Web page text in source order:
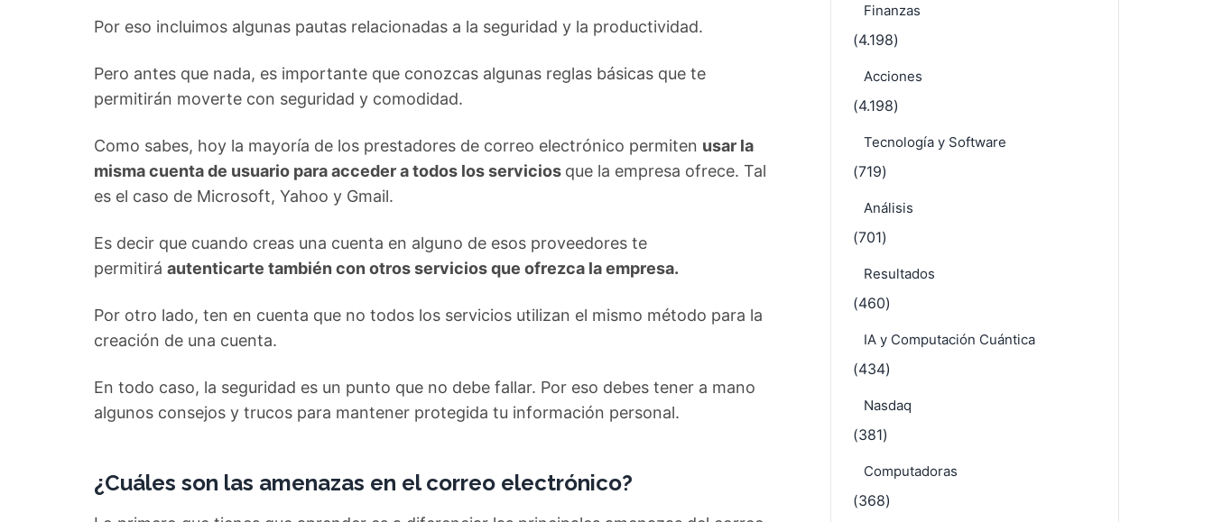
Por eso incluimos algunas pautas relacionadas a la seguridad y la productividad.
Pero antes que nada, es importante que conozcas algunas reglas básicas que te
permitirán moverte con seguridad y comodidad.
Como sabes, hoy la mayoría de los prestadores de correo electrónico permiten usar la
misma cuenta de usuario para acceder a todos los servicios que la empresa ofrece. Tal
es el caso de Microsoft, Yahoo y Gmail.
Es decir que cuando creas una cuenta en alguno de esos proveedores te
permitirá autenticarte también con otros servicios que ofrezca la empresa.
Por otro lado, ten en cuenta que no todos los servicios utilizan el mismo método para la
creación de una cuenta.
En todo caso, la seguridad es un punto que no debe fallar. Por eso debes tener a mano
algunos consejos y trucos para mantener protegida tu información personal.
¿Cuáles son las amenazas en el correo electrónico?
Finanzas
(4.198)
Acciones
(4.198)
Tecnología y Software
(719)
Análisis
(701)
Resultados
(460)
IA y Computación Cuántica
(434)
Nasdaq
(381)
Computadoras
(368)